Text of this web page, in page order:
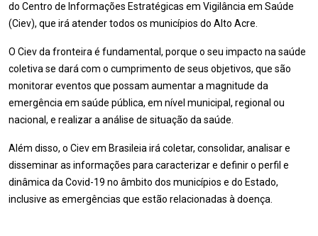
do Centro de Informações Estratégicas em Vigilância em Saúde
(Ciev), que irá atender todos os municípios do Alto Acre.
O Ciev da fronteira é fundamental, porque o seu impacto na saúde
coletiva se dará com o cumprimento de seus objetivos, que são
monitorar eventos que possam aumentar a magnitude da
emergência em saúde pública, em nível municipal, regional ou
nacional, e realizar a análise de situação da saúde.
Além disso, o Ciev em Brasileia irá coletar, consolidar, analisar e
disseminar as informações para caracterizar e definir o perfil e
dinâmica da Covid-19 no âmbito dos municípios e do Estado,
inclusive as emergências que estão relacionadas à doença.